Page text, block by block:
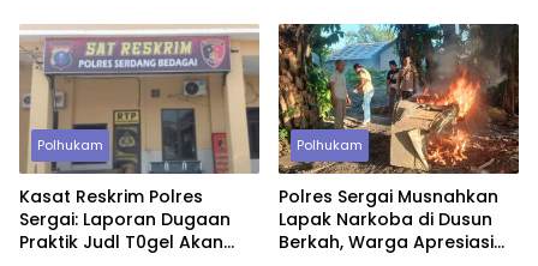
Polhukam
Kasat Reskrim Polres
Sergai: Laporan Dugaan
Praktik Judl T0gel Akan
Polhukam
Polres Sergai Musnahkan
Lapak Narkoba di Dusun
Berkah, Warga Apresiasi